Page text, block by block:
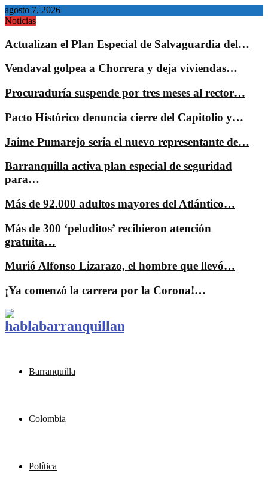
agosto 7, 2026
Noticias
Actualizan el Plan Especial de Salvaguardia del…
Vendaval golpea a Chorrera y deja viviendas…
Procuraduría suspende por tres meses al rector…
Pacto Histórico denuncia cierre del Capitolio y…
Jaime Pumarejo sería el nuevo representante de…
Barranquilla activa plan especial de seguridad
para…
Más de 92.000 adultos mayores del Atlántico…
Más de 300 ‘peluditos’ recibieron atención
gratuita…
Murió Alfonso Lizarazo, el hombre que llevó…
¡Ya comenzó la carrera por la Corona!…
Barranquilla
Colombia
Política